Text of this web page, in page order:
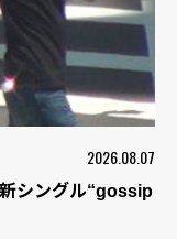
2026.08.07
シングル“gossip